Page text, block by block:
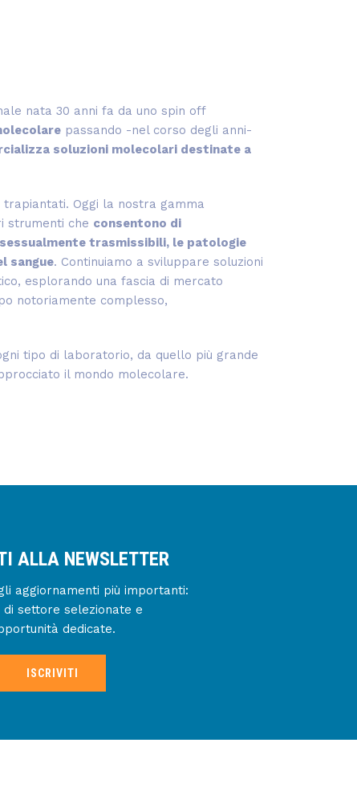
nata 30 anni fa da uno spin off
passando -nel corso degli anni-
soluzioni molecolari destinate a
Oggi la nostra gamma
strumenti che consentono di
trasmissibili, le patologie
sangue. Continuiamo a sviluppare soluzioni
esplorando una fascia di mercato
notoriamente complesso,
tipo di laboratorio, da quello più grande
il mondo molecolare.
ALLA NEWSLETTER
aggiornamenti più importanti:
di settore selezionate e
dedicate.
ISCRIVITI